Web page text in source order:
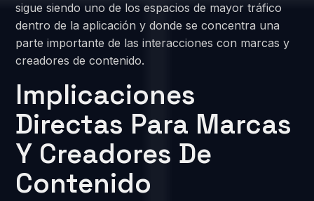
sigue siendo uno de los espacios de mayor tráfico
dentro de la aplicación y donde se concentra una
parte importante de las interacciones con marcas y
creadores de contenido.
Implicaciones
Directas Para Marcas
Y Creadores De
Contenido